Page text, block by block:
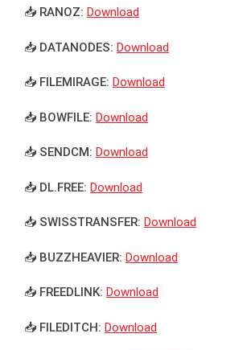
📥 RANOZ: Download
📥 DATANODES: Download
📥 FILEMIRAGE: Download
📥 BOWFILE: Download
📥 SENDCM: Download
📥 DL.FREE: Download
📥 SWISSTRANSFER: Download
📥 BUZZHEAVIER: Download
📥 FREEDLINK: Download
📥 FILEDITCH: Download